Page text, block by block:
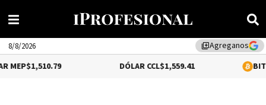
library_addAgreganos
8/8/2026
$1,559.41 0.12%